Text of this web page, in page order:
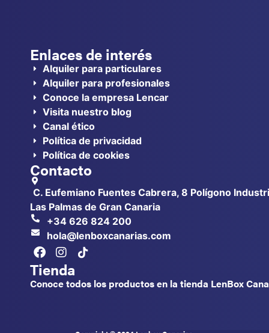
Enlaces de interés
Alquiler para particulares
Alquiler para profesionales
Conoce la empresa Lencar
Visita nuestro blog
Canal ético
Política de privacidad
Política de cookies
Contacto
C. Eufemiano Fuentes Cabrera, 8 Polígono
Las Palmas de Gran Canaria
+34 626 824 200
hola@lenboxcanarias.com
Tienda
Conoce todos los productos en la tienda LenBox